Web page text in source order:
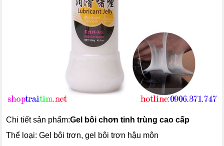
Chi tiết sản phẩm:Gel bôi chơn tinh trùng cao cấp
Thể loại: Gel bôi trơn, gel bôi trơn hậu môn